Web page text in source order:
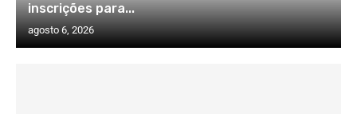
inscrições para...
agosto 6, 2026